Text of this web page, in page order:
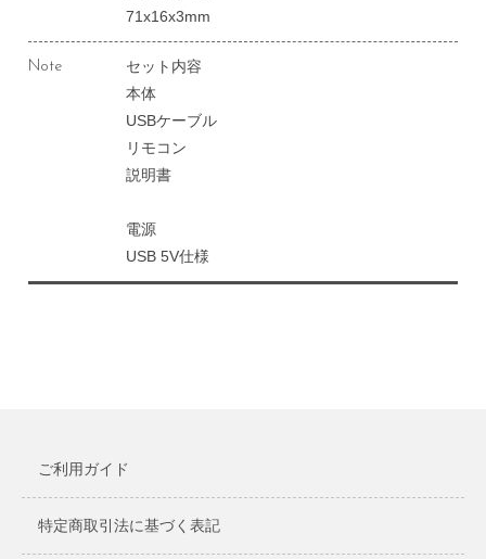
71x16x3mm
Note
セット内容
本体
USBケーブル
リモコン
説明書
電源
USB 5V仕様
ご利用ガイド
特定商取引法に基づく表記